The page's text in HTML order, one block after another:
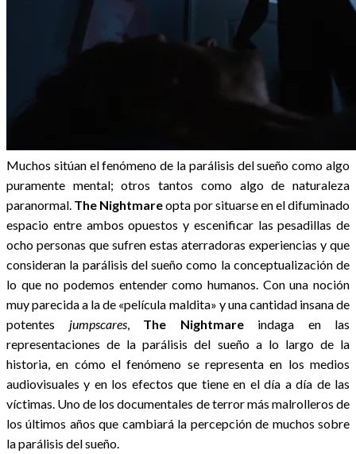
Muchos sitúan el fenómeno de la parálisis del sueño como algo
puramente mental; otros tantos como algo de naturaleza
paranormal. The Nightmareopta por situarse en el difuminado
espacio entre ambos opuestos y escenificar las pesadillas de
ocho personas que sufren estas aterradoras experiencias y que
consideran la parálisis del sueño como la conceptualización de
lo que no podemos entender como humanos. Con una noción
muy parecida a la de «película maldita» y una cantidad insana de
potentes jumpscares, The Nightmareindaga en las
representaciones de la parálisis del sueño a lo largo de la
historia, en cómo el fenómeno se representa en los medios
audiovisuales y en los efectos que tiene en el día a día de las
víctimas. Uno de los documentales de terror más malrolleros de
los últimos años que cambiará la percepción de muchos sobre
la parálisis del sueño.